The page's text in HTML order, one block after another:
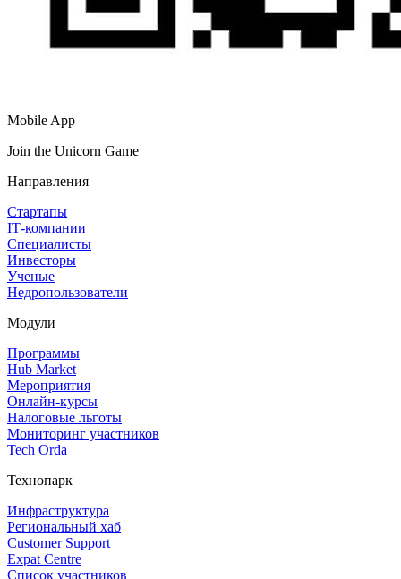
Mobile App
Join the Unicorn Game
Направления
Стартапы
IT‑компании
Специалисты
Инвесторы
Ученые
Недропользователи
Модули
Программы
Hub Market
Мероприятия
Онлайн‑курсы
Налоговые льготы
Мониторинг участников
Tech Orda
Технопарк
Инфраструктура
Региональный хаб
Customer Support
Expat Centre
Список участников